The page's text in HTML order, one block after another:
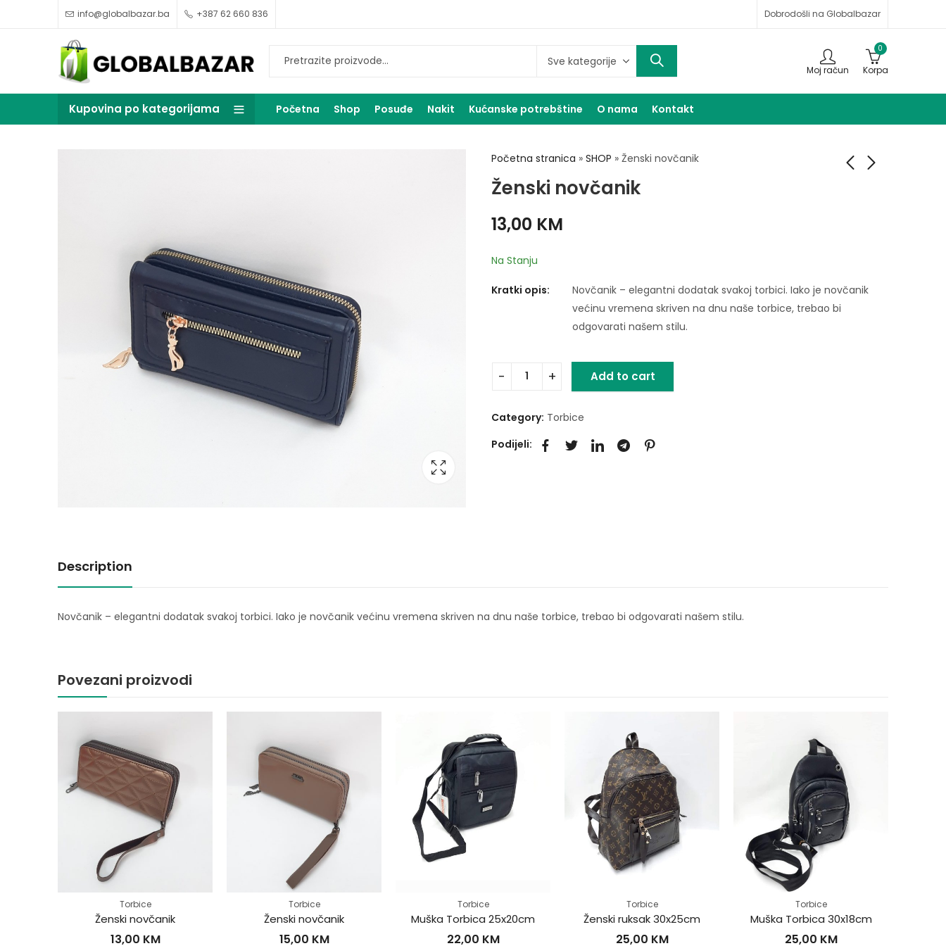
info@globalbazar.ba +387 62 660 836 Dobrodošli na Globalbazar
Moj račun
0
Korpa
Kupovina po kategorijama Početna Shop Posuđe Nakit Kućanske potrebštine O nama Kontakt
Početna stranica » SHOP » Ženski novčanik
Ženski novčanik
13,00 KM
Na Stanju
Kratki opis:
Novčanik – elegantni dodatak svakoj torbici. Iako je novčanik
većinu vremena skriven na dnu naše torbice, trebao bi
odgovarati našem stilu.
Add to cart
Category: Torbice
Podijeli:
Description
Novčanik – elegantni dodatak svakoj torbici. Iako je novčanik većinu vremena skriven na dnu naše torbice, trebao bi odgovarati našem stilu.
Povezani proizvodi
Torbice
Ženski novčanik
13,00 KM
Torbice
Ženski novčanik
15,00 KM
Torbice
Muška Torbica 25x20cm
22,00 KM
Torbice
Ženski ruksak 30x25cm
25,00 KM
Torbice
Muška Torbica 30x18cm
25,00 KM